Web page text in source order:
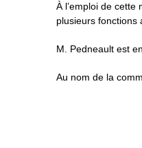
À l’emploi de
plusieurs fonctions
M. Pedneault est
Au nom de la